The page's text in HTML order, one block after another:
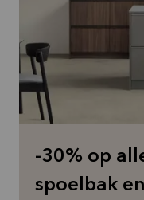
-30% op
spoelbak